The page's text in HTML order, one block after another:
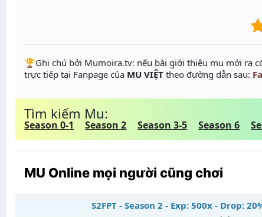
️🏆Ghi chú bởi Mumoira.tv: nếu bài giới thiệu mu mới ra
trực tiếp tại Fanpage của MU VIỆT theo đường dẫn sau:
Tìm kiếm Mu:
Season 0-1 Season 2 Season 3-5 Season 6
MU Online mọi người cũng chơi
S2FPT - Season 2 - Exp: 500x - Drop: